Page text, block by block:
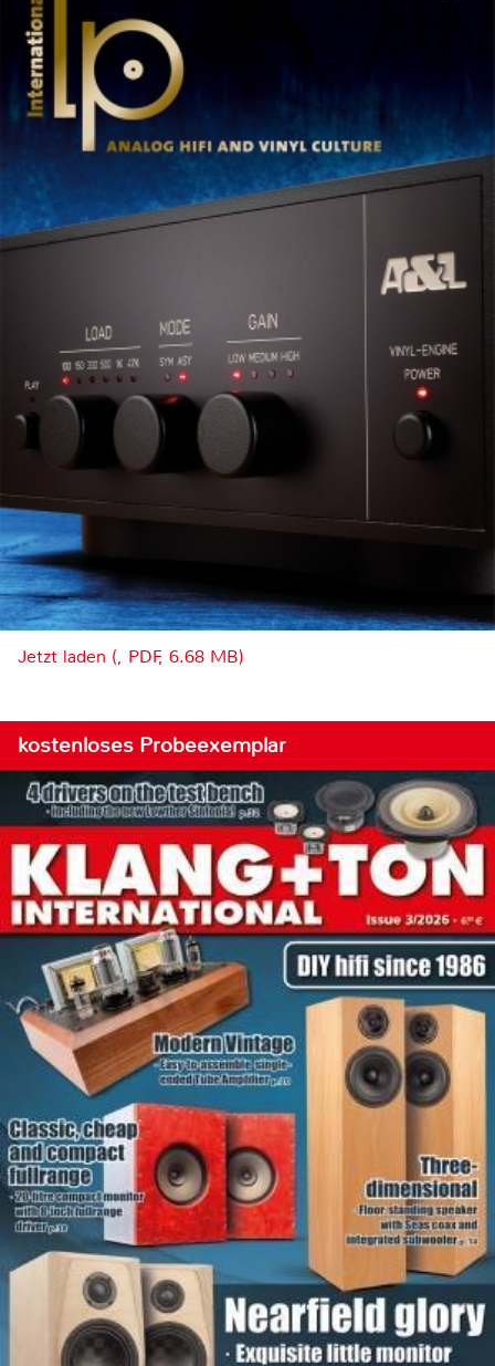
Jetzt laden (, PDF, 6.68 MB)
kostenloses Probeexemplar